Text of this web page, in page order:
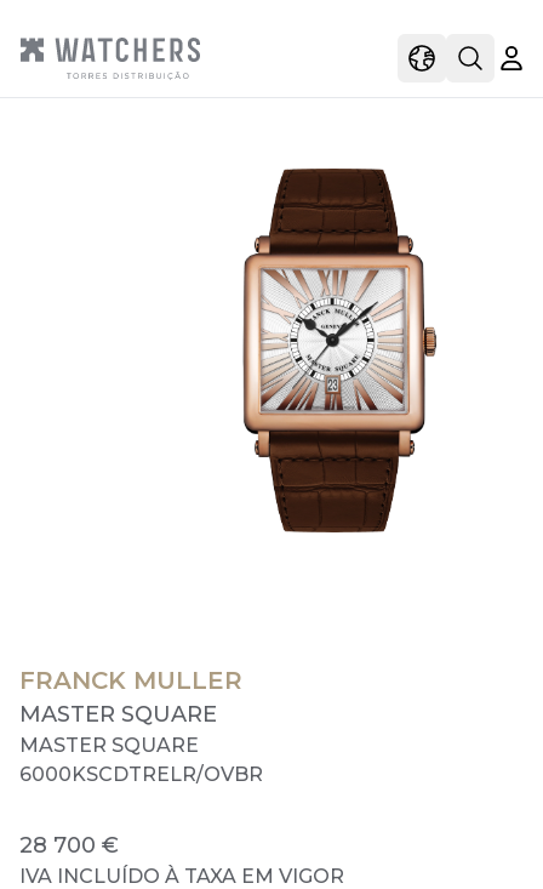
viewOpen
FRANCK MULLER
MASTER SQUARE
MASTER SQUARE
6000KSCDTRELR/OVBR
28 700 €
IVA INCLUÍDO À TAXA EM VIGOR